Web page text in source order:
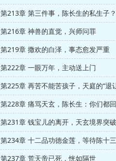
第213章 第三件事，陈长生的私生子？
第216章 神兽的直觉，兴师问罪
第219章 撒欢的白泽，事态愈发严重
第222章 一眼万年，主动送上门
第225章 再苦不能苦孩子，天庭的“退
第228章 痛骂天玄，陈长生：你们都
第231章 钱宝儿的离开，天玄境界突破
第234章 十二品功德金莲，等待陈十
第237章 荒天帝已死，恍如隔世